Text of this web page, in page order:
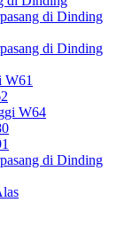
di Dinding
di Dinding
W61
W64
di Dinding